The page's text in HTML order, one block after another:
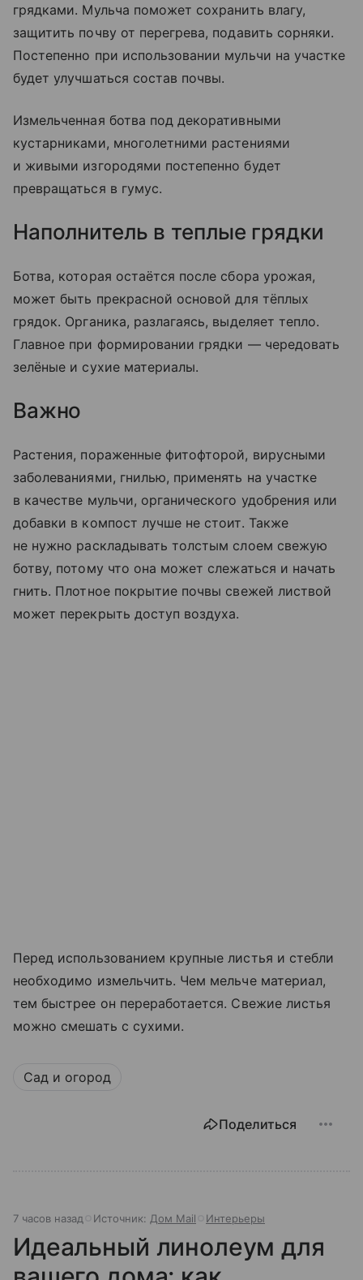
грядками. Мульча поможет сохранить влагу,
защитить почву от перегрева, подавить сорняки.
Постепенно при использовании мульчи на участке
будет улучшаться состав почвы.
Измельченная ботва под декоративными
кустарниками, многолетними растениями
и живыми изгородями постепенно будет
превращаться в гумус.
Наполнитель в теплые грядки
Ботва, которая остаётся после сбора урожая,
может быть прекрасной основой для тёплых
грядок. Органика, разлагаясь, выделяет тепло.
Главное при формировании грядки — чередовать
зелёные и сухие материалы.
Важно
Растения, пораженные фитофторой, вирусными
заболеваниями, гнилью, применять на участке
в качестве мульчи, органического удобрения или
добавки в компост лучше не стоит. Также
не нужно раскладывать толстым слоем свежую
ботву, потому что она может слежаться и начать
гнить. Плотное покрытие почвы свежей листвой
может перекрыть доступ воздуха.
Перед использованием крупные листья и стебли
необходимо измельчить. Чем мельче материал,
тем быстрее он переработается. Свежие листья
можно смешать с сухими.
Сад и огород
Поделиться
7 часов назад Источник: Дом Mail Интерьеры
Идеальный линолеум для